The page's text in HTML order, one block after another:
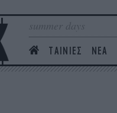
summer days
ΤΑΙΝΙΕΣ ΝΕΑ